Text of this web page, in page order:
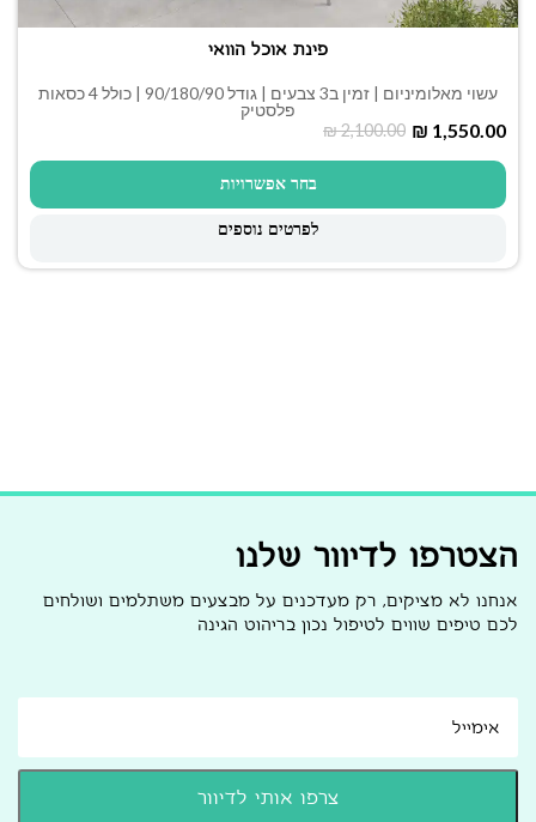
פינת אוכל הוואי
עשוי מאלומיניום | זמין ב3 צבעים | גודל 90/180/90 | כולל 4 כסאות
פלסטיק
₪2,100.00 ₪ 1,550.00
בחר אפשרויות
לפרטים נוספים
הצטרפו לדיוור שלנו
אנחנו לא מציקים, רק מעדכנים על מבצעים משתלמים ושולחים
לכם טיפים שווים לטיפול נכון בריהוט הגינה